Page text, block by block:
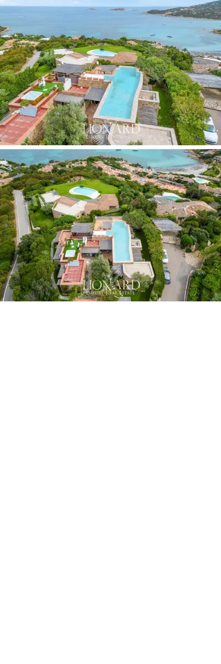
smaragdregatták célpontja.
Tökéletesen felszerelt, hogy garantálja a maximális
kényelmet az itt tartózkodók számára, mind a belső,
mind a kültéri terekben, ez a villa exkluzív tulajdonsága
egy csodálatos úszómedence a tetőn.
Végüla Porto Cervo-ban eladó luxusvillánkívül két
parkolóhelyet találunk, ami felbecsülhetetlen értékű
kényelem azok számára, akik a parkolás miatt
szeretnének elérni a közeli strandokat.